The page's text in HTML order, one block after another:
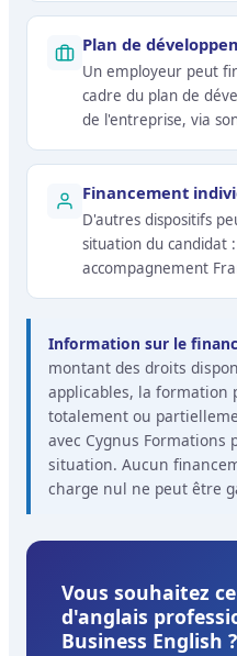
Plan de
Un employeur peut
cadre du plan de
de l'entreprise, via
Financement
D'autres dispositifs
situation du candidat
accompagnement
Information sur le
montant des droits
applicables, la formation
totalement ou
avec Cygnus Formations
situation. Aucun
charge nul ne peut être
Vous souhaitez
d'anglais
Business English ?